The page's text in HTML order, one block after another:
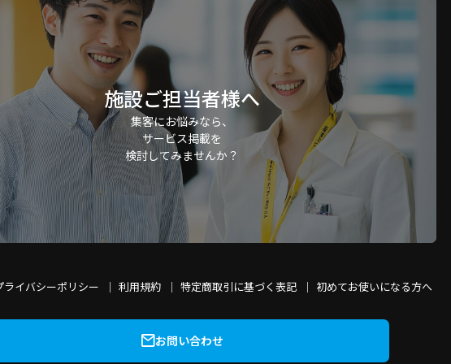
施設ご担当者様へ
集客にお悩みなら、
サービス掲載を
検討してみませんか？
ライバシーポリシー 利用規約 特定商取引に基づく表記 初めてお使いになる方へ
お問い合わせ